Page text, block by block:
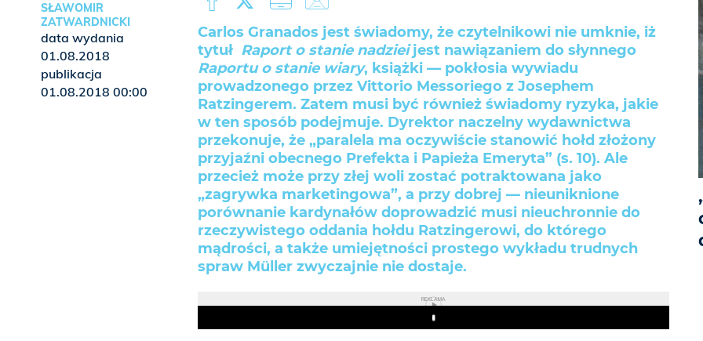
Carlos Granados jest świadomy, że czytelnikowi nie umknie, iż
tytuł Raport o stanie nadzieijest nawiązaniem do słynnego
Raportu o stanie wiary, książki — pokłosia wywiadu
prowadzonego przez Vittorio Messoriego z Josephem
Ratzingerem. Zatem musi być również świadomy ryzyka, jakie
w ten sposób podejmuje. Dyrektor naczelny wydawnictwa
przekonuje, że „paralela ma oczywiście stanowić hołd złożony
przyjaźni obecnego Prefekta i Papieża Emeryta” (s. 10). Ale
przecież może przy złej woli zostać potraktowana jako
„zagrywka marketingowa”, a przy dobrej — nieuniknione
porównanie kardynałów doprowadzić musi nieuchronnie do
rzeczywistego oddania hołdu Ratzingerowi, do którego
mądrości, a także umiejętności prostego wykładu trudnych
spraw Müller zwyczajnie nie dostaje.
REKLAMA
Play
SŁAWOMIR
ZATWARDNICKI
data wydania
01.08.2018
publikacja
01.08.2018 00:00